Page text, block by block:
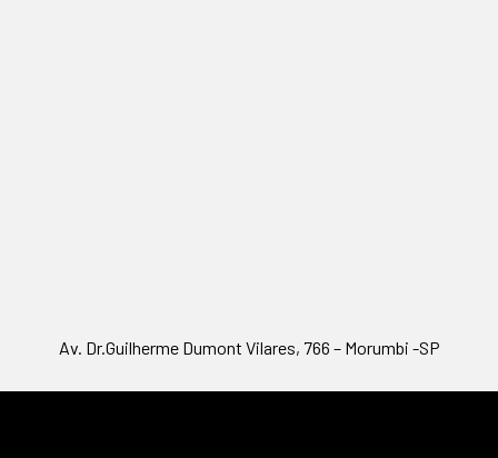
Av. Dr.Guilherme Dumont Vilares, 766 – Morumbi -SP